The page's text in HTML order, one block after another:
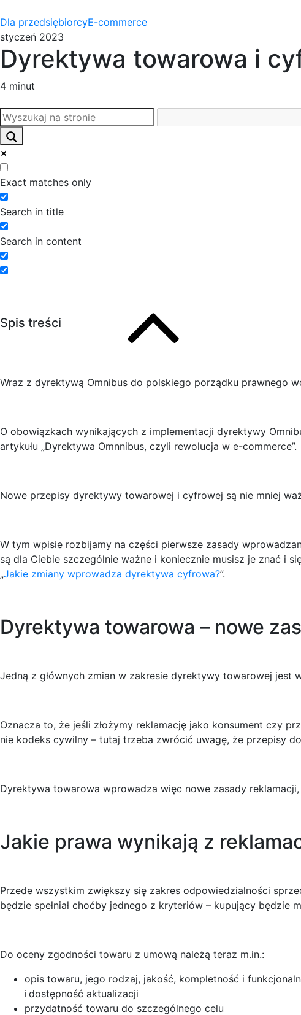
Dla przedsiębiorcyE-commerce
styczeń 2023
Dyrektywa towarowa i
4 minut
Exact matches only
Search in title
Search in content
Spis treści
Wraz z dyrektywą Omnibus do polskiego porządku prawnego
O obowiązkach wynikających z implementacji dyrektywy
artykułu „Dyrektywa Omnnibus, czyli rewolucja w e-commerce”.
Nowe przepisy dyrektywy towarowej i cyfrowej są nie mniej
W tym wpisie rozbijamy na części pierwsze zasady
są dla Ciebie szczególnie ważne i koniecznie musisz je znać i
„Jakie zmiany wprowadza dyrektywa cyfrowa?”.
Dyrektywa towarowa – nowe
Jedną z głównych zmian w zakresie dyrektywy towarowej jest
Oznacza to, że jeśli złożymy reklamację jako konsument czy
nie kodeks cywilny – tutaj trzeba zwrócić uwagę, że przepisy
Dyrektywa towarowa wprowadza więc nowe zasady
Jakie prawa wynikają z
Przede wszystkim zwiększy się zakres odpowiedzialności
będzie spełniał choćby jednego z kryteriów – kupujący będzie
Do oceny zgodności towaru z umową należą teraz m.in.:
opis towaru, jego rodzaj, jakość, kompletność i
i dostępność aktualizacji
przydatność towaru do szczególnego celu